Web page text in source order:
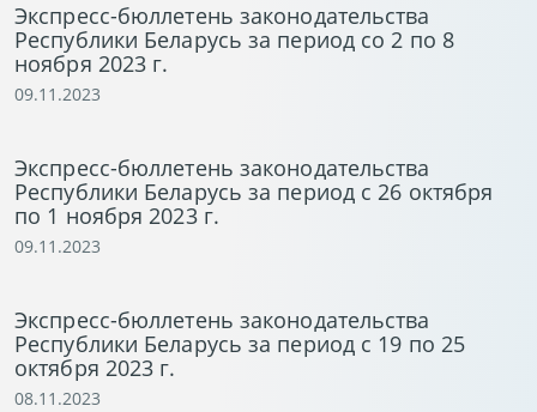
Экспресс-бюллетень законодательства
Республики Беларусь за период со 2 по 8
ноября 2023 г.
09.11.2023
Экспресс-бюллетень законодательства
Республики Беларусь за период с 26 октября
по 1 ноября 2023 г.
09.11.2023
Экспресс-бюллетень законодательства
Республики Беларусь за период с 19 по 25
октября 2023 г.
08.11.2023